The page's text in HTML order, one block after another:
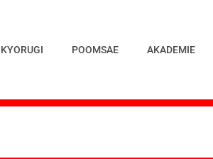
KYORUGI POOMSAE AKADEMIE